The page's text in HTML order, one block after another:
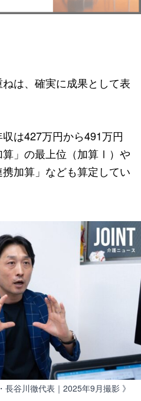
は、確実に成果として表
は427万円から491万円
」の最上位（加算Ⅰ）や
携加算」なども算定してい
長谷川徹代表｜2025年9月撮影 》